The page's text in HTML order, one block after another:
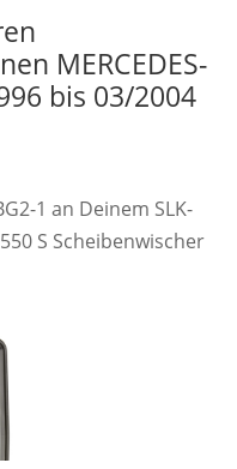
MERCEDES-
bis 03/2004
1 an Deinem SLK-
S Scheibenwischer